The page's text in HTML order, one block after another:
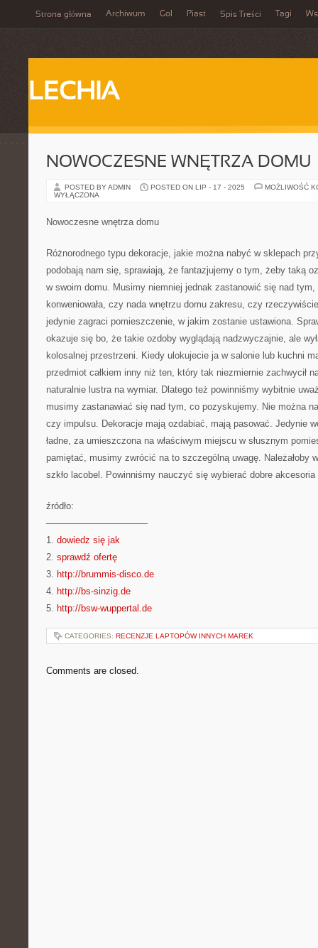
Strona główna Archiwum Gol Piast Spis Treści Tagi
LECHIA
NOWOCZESNE WNĘTRZA DOMU
POSTED BY ADMIN POSTED ON LIP - 17 - 2025
MOŻLIWOŚĆ
WYŁĄCZONA
Nowoczesne wnętrza domu
Różnorodnego typu dekoracje, jakie można nabyć w sklepach
podobają nam się, sprawiają, że fantazjujemy o tym, żeby taką
w swoim domu. Musimy niemniej jednak zastanowić się nad
konweniowała, czy nada wnętrzu domu zakresu, czy
jedynie zagraci pomieszczenie, w jakim zostanie ustawiona.
okazuje się bo, że takie ozdoby wyglądają nadzwyczajnie, ale
kolosalnej przestrzeni. Kiedy ulokujecie ja w salonie lub kuchni
przedmiot całkiem inny niż ten, który tak niezmiernie zachwycił
naturalnie lustra na wymiar. Dlatego też powinniśmy wybitnie
musimy zastanawiać się nad tym, co pozyskujemy. Nie można
czy impulsu. Dekoracje mają ozdabiać, mają pasować. Jedynie
ładne, za umieszczona na właściwym miejscu w słusznym
pamiętać, musimy zwrócić na to szczególną uwagę. Należałoby
szkło lacobel. Powinniśmy nauczyć się wybierać dobre
źródło:
———————————
1. dowiedz się jak
2. sprawdź ofertę
3. http://brummis-disco.de
4. http://bs-sinzig.de
5. http://bsw-wuppertal.de
CATEGORIES: RECENZJE LAPTOPÓW INNYCH MAREK
Comments are closed.